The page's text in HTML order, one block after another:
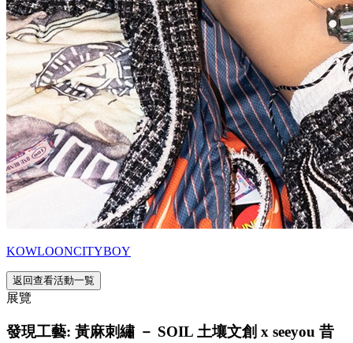
KOWLOONCITYBOY
返回查看活動一覧
展覽
發現工藝: 黃麻刺繡 － SOIL 土壤文創 x seeyou 昔